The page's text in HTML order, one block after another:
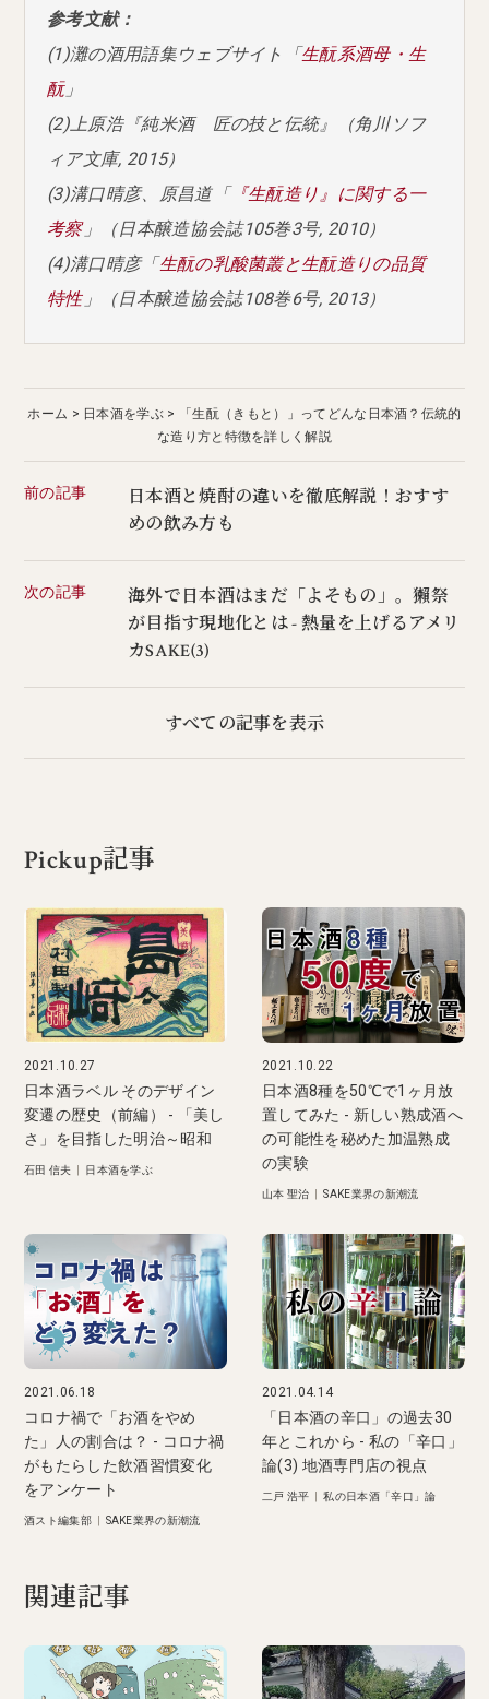
参考文献：
(1)灘の酒用語集ウェブサイト「 生酛系酒母・生
酛」
(2)上原浩『純米酒 匠の技と伝統』（角川ソフ
ィア文庫, 2015）
(3)溝口晴彦、原昌道「
『生酛造り』に関する一
考察」（日本醸造協会誌105巻3号, 2010）
(4)溝口晴彦「 生酛の乳酸菌叢と生酛造りの品質
特性」（日本醸造協会誌108巻6号, 2013）
ホーム 日本酒を学ぶ
「生酛（きもと）」ってどんな日本酒？伝統的
な造り方と特徴を詳しく解説
前の記事
日本酒と焼酎の違いを徹底解説！おすす
めの飲み方も
次の記事
海外で日本酒はまだ「よそもの」。獺祭
が目指す現地化とは - 熱量を上げるアメリ
カSAKE(3)
すべての記事を表示
Pickup記事
2021.10.27
日本酒ラベル そのデザイン
変遷の歴史（前編） - 「美し
さ」を目指した明治～昭和
石田 信夫 日本酒を学ぶ
2021.10.22
日本酒8種を50℃で1ヶ月放
置してみた - 新しい熟成酒へ
の可能性を秘めた加温熟成
の実験
山本 聖治 |SAKE業界の新潮流
2021.06.18
コロナ禍で「お酒をやめ
た」人の割合は？ - コロナ禍
がもたらした飲酒習慣変化
をアンケート
酒スト編集部| SAKE業界の新潮流
2021.04.14
「日本酒の辛口」の過去30
年とこれから - 私の「辛口」
論(3) 地酒専門店の視点
二戸 浩平 |私の日本酒「辛口」論
関連記事